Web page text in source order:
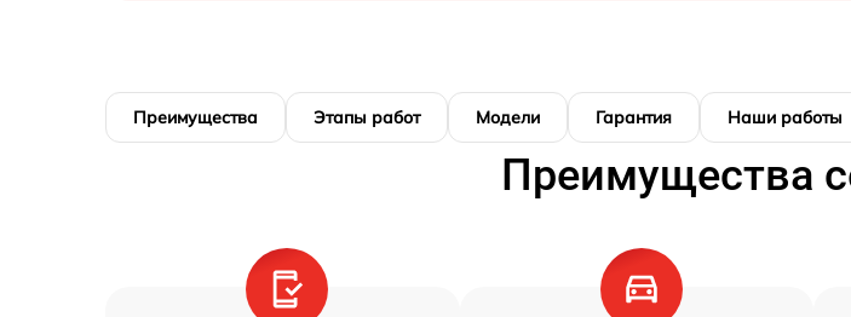
Преимущества Этапы работ Модели Гарантия Наши работы
Преимущества